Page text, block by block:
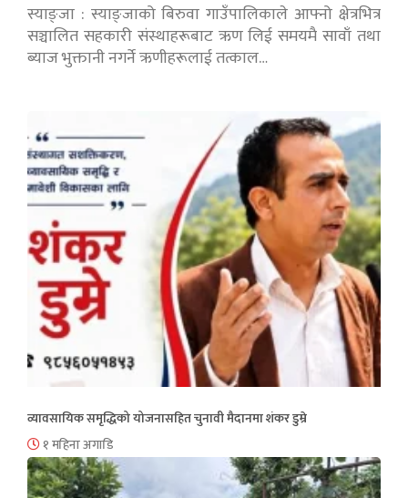
स्याङ्जा : स्याङ्जाको बिरुवा गाउँपालिकाले आफ्नो क्षेत्रभित्र
सञ्चालित सहकारी संस्थाहरूबाट ऋण लिई समयमै सावाँ तथा
ब्याज भुक्तानी नगर्ने ऋणीहरूलाई तत्काल…
व्यावसायिक समृद्धिको योजनासहित चुनावी मैदानमा शंकर डुम्रे
१ महिना अगाडि